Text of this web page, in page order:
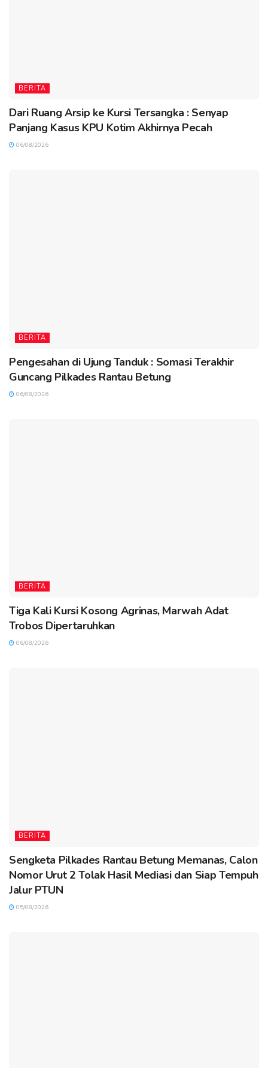
BERITA
Dari Ruang Arsip ke Kursi Tersangka : Senyap
Panjang Kasus KPU Kotim Akhirnya Pecah
06/08/2026
BERITA
Pengesahan di Ujung Tanduk : Somasi Terakhir
Guncang Pilkades Rantau Betung
06/08/2026
BERITA
Tiga Kali Kursi Kosong Agrinas, Marwah Adat
Trobos Dipertaruhkan
06/08/2026
BERITA
Sengketa Pilkades Rantau Betung Memanas, Calon
Nomor Urut 2 Tolak Hasil Mediasi dan Siap Tempuh
Jalur PTUN
05/08/2026